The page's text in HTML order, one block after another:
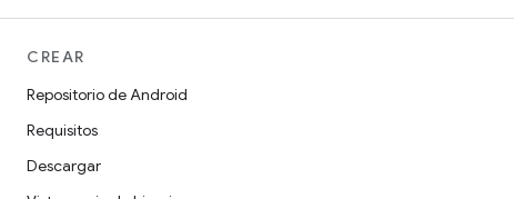
CREAR
Repositorio de Android
Requisitos
Descargar